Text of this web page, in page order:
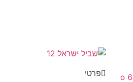
פרטי